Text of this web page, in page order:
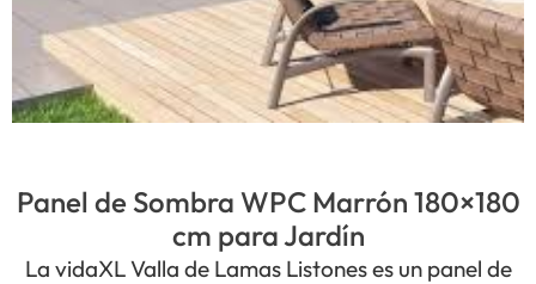
Panel de Sombra WPC Marrón 180×180
cm para Jardín
La vidaXL Valla de Lamas Listones es un panel de